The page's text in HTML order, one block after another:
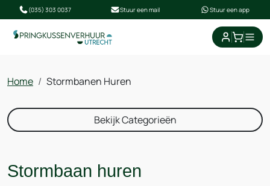
(035) 303 0037 Stuur een mail Stuur een app
Home Stormbanen Huren
Bekijk Categorieën
Stormbaan huren